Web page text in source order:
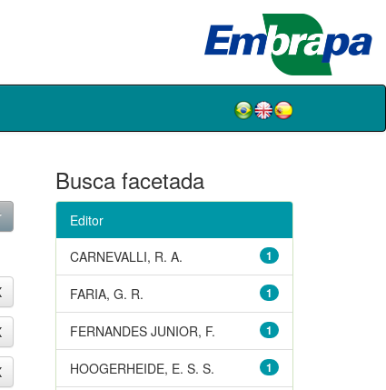
Busca facetada
Editor
1
CARNEVALLI, R. A.
1
FARIA, G. R.
1
FERNANDES JUNIOR, F.
1
HOOGERHEIDE, E. S. S.